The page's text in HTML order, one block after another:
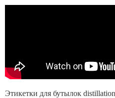
Этикетки для бутылок